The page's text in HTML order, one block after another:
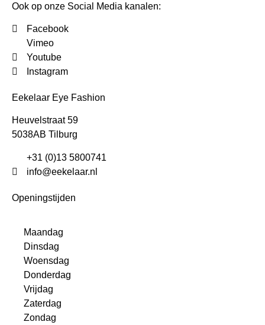
Ook op onze Social Media kanalen:
Facebook
Vimeo
Youtube
Instagram
Eekelaar Eye Fashion
Heuvelstraat 59
5038AB Tilburg
+31 (0)13 5800741
info@eekelaar.nl
Openingstijden
Maandag
Dinsdag
Woensdag
Donderdag
Vrijdag
Zaterdag
Zondag